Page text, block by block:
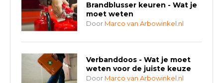
Brandblusser keuren - Wat je
moet weten
Door Marco van Arbowinkel.nl
Verbanddoos - Wat je moet
weten voor de juiste keuze
Door Marco van Arbowinkel.nl